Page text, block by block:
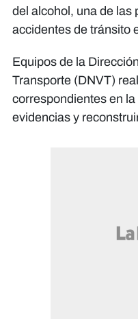
del alcohol, una de las
accidentes de tránsito
Equipos de la
Transporte (DNVT)
correspondientes en
evidencias y